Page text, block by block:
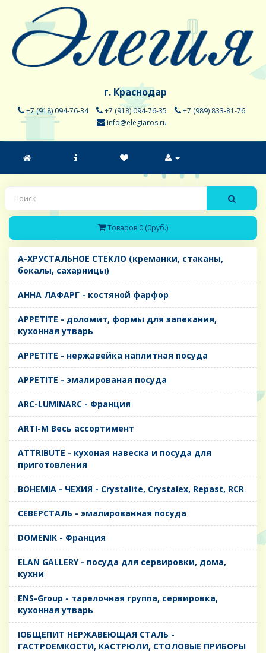
г. Краснодар
+7 (918) 094-76-34 +7 (918) 094-76-35
+7 (989) 833-81-76
info@elegiaros.ru
Товаров 0 (0руб.)
A-ХРУСТАЛЬНОЕ СТЕКЛО (креманки, стаканы,
бокалы, сахарницы)
AHHA ЛАФАРГ - костяной фарфор
APPETITE - доломит, формы для запекания,
кухонная утварь
APPETITE - нержавейка наплитная посуда
APPETITE - эмалированая посуда
ARC-LUMINARC - Франция
ARTI-M Весь ассортимент
ATTRIBUTE - кухоная навеска и посуда для
приготовления
BOHEMIA - ЧЕХИЯ - Crystalite, Crystalex, Repast, RCR
CЕВЕРСТАЛЬ - эмалированная посуда
DOMENIK - Франция
ELAN GALLERY - посуда для сервировки, дома,
кухни
ENS-Group - тарелочная группа, сервировка,
кухонная утварь
IОБЩЕПИТ НЕРЖАВЕЮЩАЯ СТАЛЬ -
ГАСТРОЕМКОСТИ, КАСТРЮЛИ, СТОЛОВЫЕ ПРИБОРЫ